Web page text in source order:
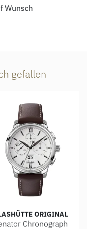
Wunsch
gefallen
ORIGINAL
Chronograph